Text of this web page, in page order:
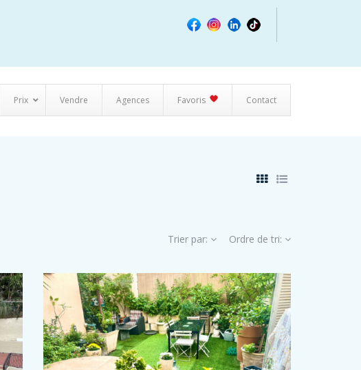
Prix Vendre Agences Favoris Contact
Trier par: Ordre de tri: